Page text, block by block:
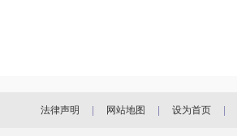
法律声明 网站地图 设为首页